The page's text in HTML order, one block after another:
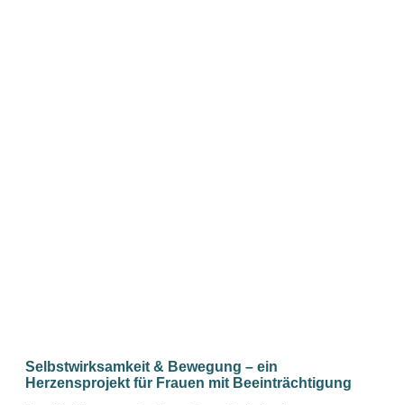
Selbstwirksamkeit & Bewegung – ein
Herzensprojekt für Frauen mit Beeinträchtigung